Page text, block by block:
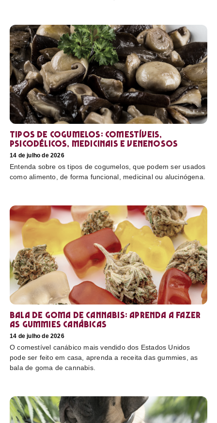
Tipos de cogumelos: comestíveis,
psicodélicos, medicinais e venenosos
14 de julho de 2026
Entenda sobre os tipos de cogumelos, que podem ser usados
como alimento, de forma funcional, medicinal ou alucinógena.
Bala de goma de cannabis: aprenda a fazer
as gummies canábicas
14 de julho de 2026
O comestível canábico mais vendido dos Estados Unidos
pode ser feito em casa, aprenda a receita das gummies, as
bala de goma de cannabis.